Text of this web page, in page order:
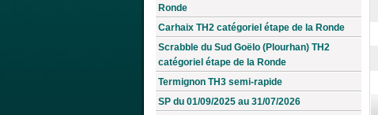
Ronde
Carhaix TH2 catégoriel étape de la Ronde
Scrabble du Sud Goëlo (Plourhan) TH2
catégoriel étape de la Ronde
Termignon TH3 semi-rapide
SP du 01/09/2025 au 31/07/2026